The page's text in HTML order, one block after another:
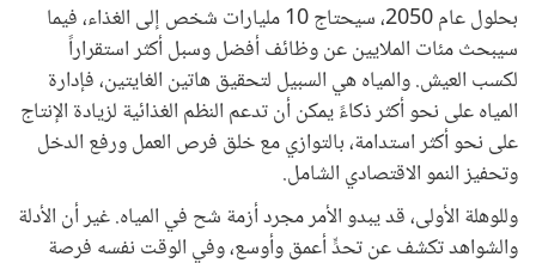
بحلول عام 2050، سيحتاج 10 مليارات شخص إلى الغذاء، فيما
سيبحث مئات الملايين عن وظائف أفضل وسبل أكثر استقراراً
لكسب العيش. والمياه هي السبيل لتحقيق هاتين الغايتين، فإدارة
المياه على نحو أكثر ذكاءً يمكن أن تدعم النظم الغذائية لزيادة الإنتاج
على نحو أكثر استدامة، بالتوازي مع خلق فرص العمل ورفع الدخل
وتحفيز النمو الاقتصادي الشامل.
وللوهلة الأولى، قد يبدو الأمر مجرد أزمة شح في المياه. غير أن الأدلة
والشواهد تكشف عن تحدٍّ أعمق وأوسع، وفي الوقت نفسه فرصة